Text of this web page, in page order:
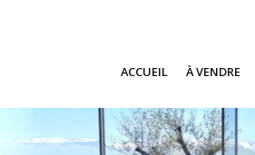
ACCUEIL À VENDRE